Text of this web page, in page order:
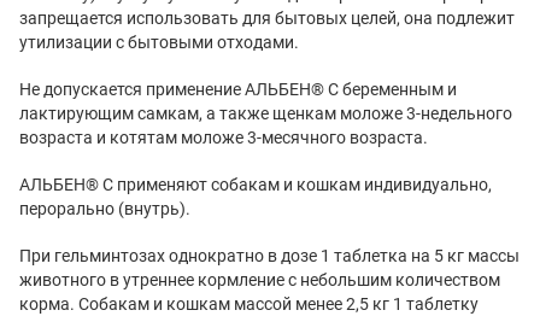
запрещается использовать для бытовых целей, она подлежит
утилизации с бытовыми отходами.
Не допускается применение АЛЬБЕН® С беременным и
лактирующим самкам, а также щенкам моложе 3-недельного
возраста и котятам моложе 3-месячного возраста.
АЛЬБЕН® С применяют собакам и кошкам индивидуально,
перорально (внутрь).
При гельминтозах однократно в дозе 1 таблетка на 5 кг массы
животного в утреннее кормление с небольшим количеством
корма. Собакам и кошкам массой менее 2,5 кг 1 таблетку